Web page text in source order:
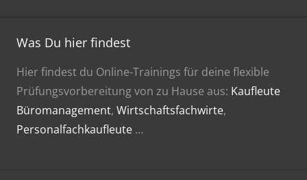
Was Du hier findest
Hier findest du Online-Trainings für deine flexible
Prüfungsvorbereitung von zu Hause aus: Kaufleute
Büromanagement, Wirtschaftsfachwirte,
Personalfachkaufleute …